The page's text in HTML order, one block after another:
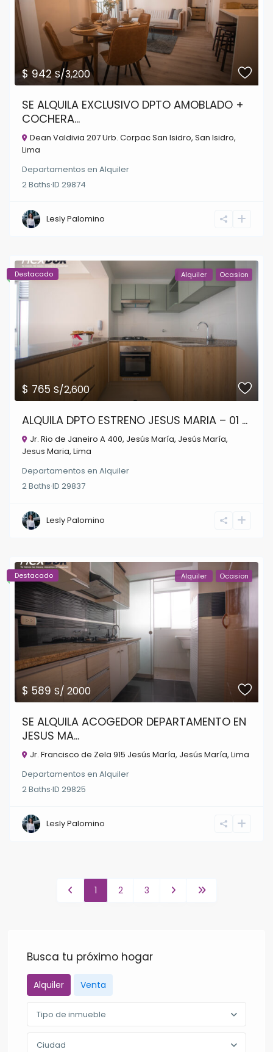
$ 942S/3,200
SE ALQUILA EXCLUSIVO DPTO AMOBLADO +
COCHERA...
Dean Valdivia 207 Urb. Corpac San Isidro,San Isidro,
Lima
Departamentos enAlquiler
2Baths·ID29874
Lesly Palomino
$ 765S/2,600
Alquiler Ocasion
Destacado
ALQUILA DPTO ESTRENO JESUS MARIA – 01 ...
Jr. Rio de Janeiro A 400, Jesús María, Jesús María,
Jesus Maria,Lima
Departamentos enAlquiler
2Baths·ID29837
Lesly Palomino
$ 589S/ 2000
Alquiler Ocasion
Destacado
SE ALQUILA ACOGEDOR DEPARTAMENTO EN
JESUS MA...
Jr. Francisco de Zela 915 Jesús María, Jesús María,Lima
Departamentos enAlquiler
2Baths·ID29825
Lesly Palomino
1 2 3
Busca tu próximo hogar
Alquiler Venta
Tipo de inmueble
Ciudad